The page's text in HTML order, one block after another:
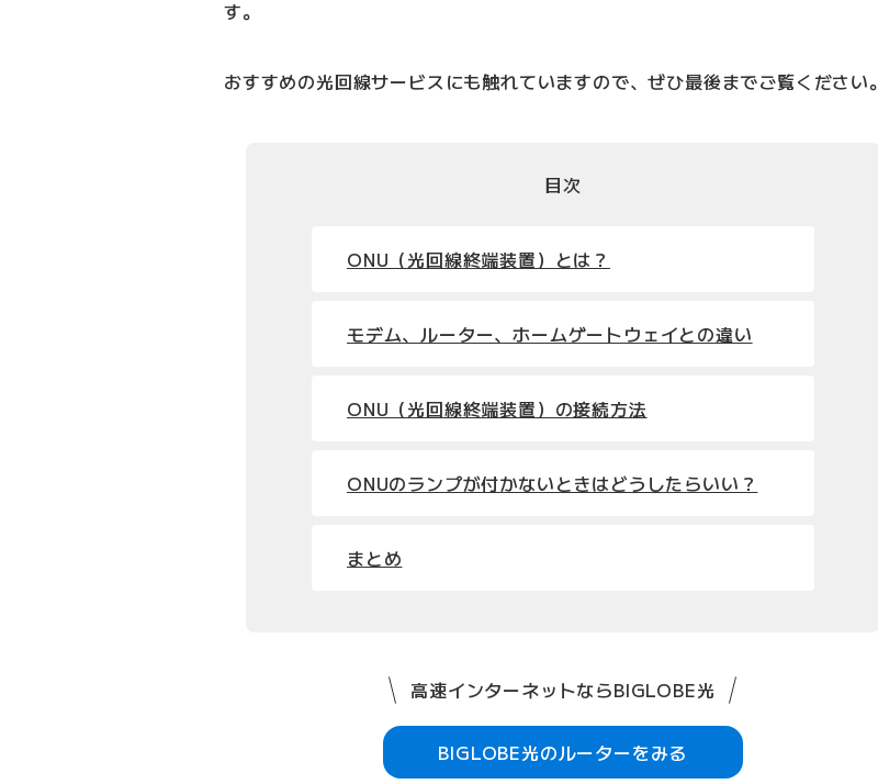
す。
おすすめの光回線サービスにも触れていますので、ぜひ最後までご覧ください。
目次
ONU（光回線終端装置）とは？
モデム、ルーター、ホームゲートウェイとの違い
ONU（光回線終端装置）の接続方法
ONUのランプが付かないときはどうしたらいい？
まとめ
高速インターネットならBIGLOBE光
BIGLOBE光のルーターをみる